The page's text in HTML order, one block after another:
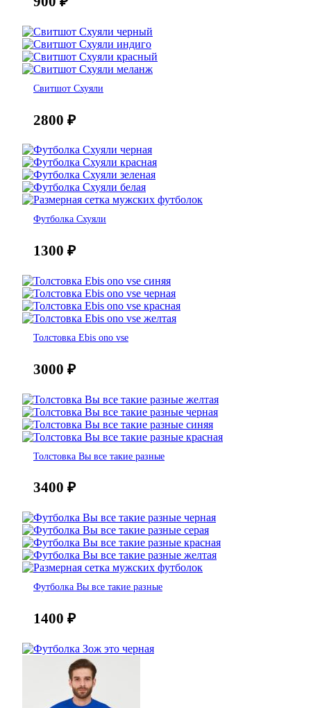
Свитшот Схуяли
2800 ₽
Футболка Схуяли
1300 ₽
Толстовка Ebis ono vse
3000 ₽
Толстовка Вы все такие разные
3400 ₽
Футболка Вы все такие разные
1400 ₽